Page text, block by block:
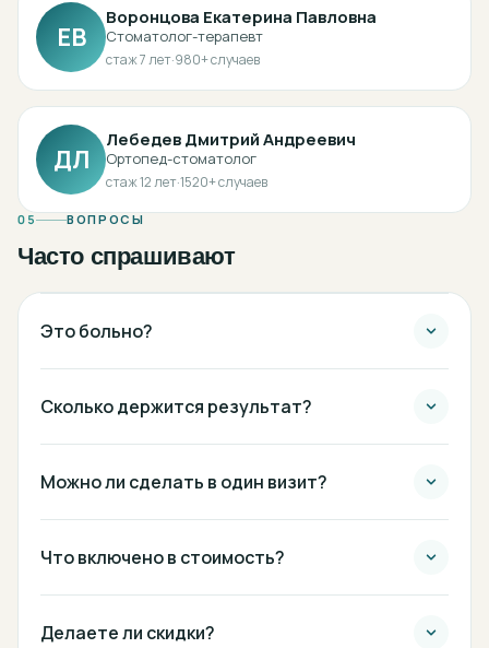
ЕВ
Воронцова Екатерина Павловна
Стоматолог-терапевт
стаж7лет·980+ случаев
ДЛ
Лебедев Дмитрий Андреевич
Ортопед-стоматолог
стаж12лет·1520+ случаев
05 ВОПРОСЫ
Часто спрашивают
Это больно?
Сколько держится результат?
Можно ли сделать в один визит?
Что включено в стоимость?
Делаете ли скидки?